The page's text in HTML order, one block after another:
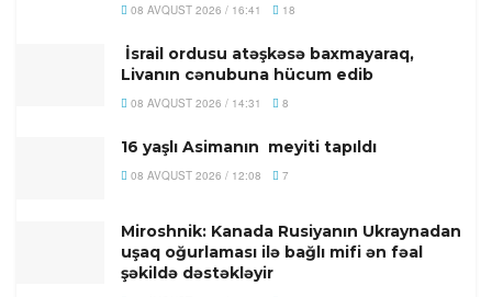
08 AVQUST 2026 / 16:41 18
İsrail ordusu atəşkəsə baxmayaraq,
Livanın cənubuna hücum edib
08 AVQUST 2026 / 14:31 8
16 yaşlı Asimanın meyiti tapıldı
08 AVQUST 2026 / 12:08 7
Miroshnik: Kanada Rusiyanın Ukraynadan
uşaq oğurlaması ilə bağlı mifi ən fəal
şəkildə dəstəkləyir